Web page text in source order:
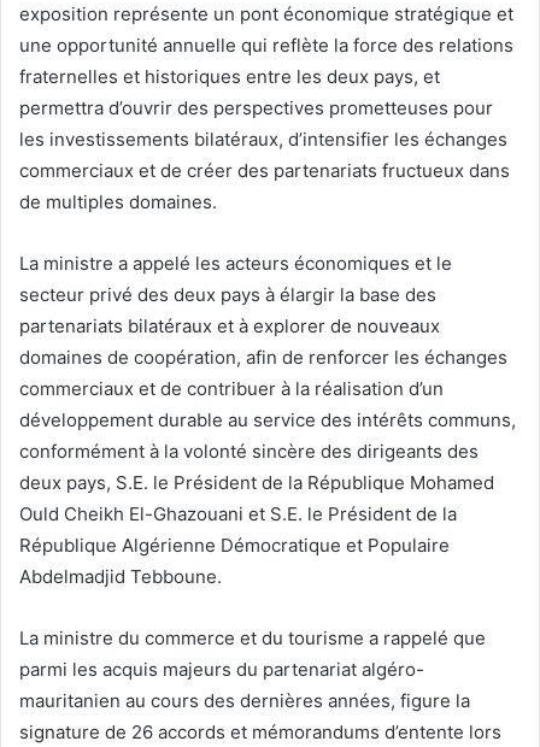
exposition représente un pont économique stratégique et
une opportunité annuelle qui reflète la force des relations
fraternelles et historiques entre les deux pays, et
permettra d’ouvrir des perspectives prometteuses pour
les investissements bilatéraux, d’intensifier les échanges
commerciaux et de créer des partenariats fructueux dans
de multiples domaines.
La ministre a appelé les acteurs économiques et le
secteur privé des deux pays à élargir la base des
partenariats bilatéraux et à explorer de nouveaux
domaines de coopération, afin de renforcer les échanges
commerciaux et de contribuer à la réalisation d’un
développement durable au service des intérêts communs,
conformément à la volonté sincère des dirigeants des
deux pays, S.E. le Président de la République Mohamed
Ould Cheikh El-Ghazouani et S.E. le Président de la
République Algérienne Démocratique et Populaire
Abdelmadjid Tebboune.
La ministre du commerce et du tourisme a rappelé que
parmi les acquis majeurs du partenariat algéro-
mauritanien au cours des dernières années, figure la
signature de 26 accords et mémorandums d’entente lors